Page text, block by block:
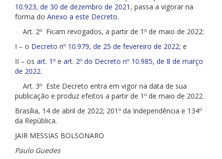
10.923, de 30 de dezembro de 2021 , passa a vigorar na
forma do Anexo a este Decreto.
Art. 2º Ficam revogados, a partir de 1º de maio de 2022:
I – o Decreto nº 10.979, de 25 de fevereiro de 2022; e
II – os art. 1º e art. 2º do Decreto nº 10.985, de 8 de março
de 2022.
Art. 3º Este Decreto entra em vigor na data de sua
publicação e produz efeitos a partir de 1º de maio de 2022.
Brasília, 14 de abril de 2022; 201º da Independência e 134º
da República.
JAIR MESSIAS BOLSONARO
Paulo Guedes